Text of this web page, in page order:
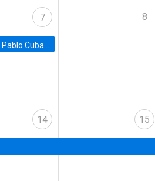
7
Pablo Cuba, FED Board
8
14 15